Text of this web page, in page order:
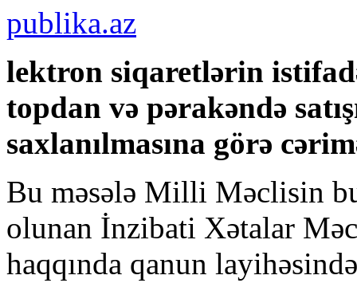
publika.az
lektron siqaretlərin
topdan və pərakəndə
saxlanılmasına görə
Bu məsələ Milli Məclisin
olunan İnzibati Xətalar
haqqında qanun